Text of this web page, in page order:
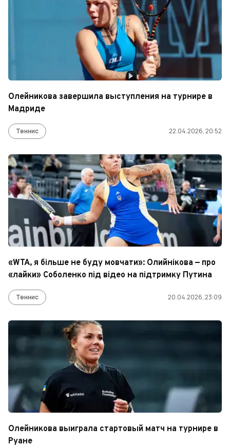
Олейникова завершила выступления на турнире в
Мадриде
Теннис 22.04.2026, 20:52
«WTA, я більше не буду мовчати»: Олийнікова — про
«лайки» Соболенко під відео на підтримку Путина
Теннис 20.04.2026, 23:09
Олейникова выиграла стартовый матч на турнире в
Руане